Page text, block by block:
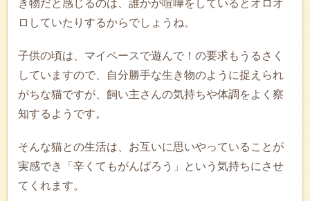
き物だと感じるのは、誰かが喧嘩をしているとオロオ
ロしていたりするからでしょうね。
子供の頃は、マイペースで遊んで！の要求もうるさく
していますので、自分勝手な生き物のように捉えられ
がちな猫ですが、飼い主さんの気持ちや体調をよく察
知するようです。
そんな猫との生活は、お互いに思いやっていることが
実感でき「辛くてもがんばろう」という気持ちにさせ
てくれます。